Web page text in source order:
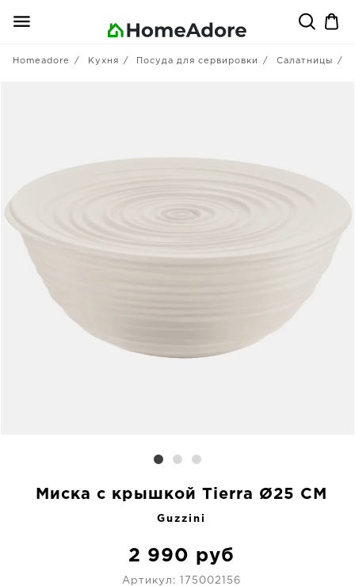
Homeadore Кухня Посуда для сервировки Салатницы
Миска с крышкой Tierra Ø25 CM
Guzzini
2 990 руб
Артикул: 175002156